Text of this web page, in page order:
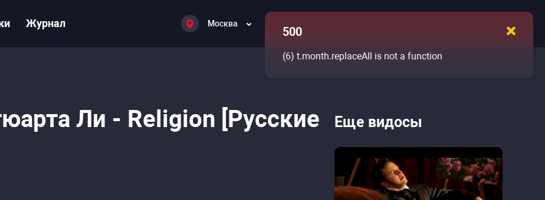
Журнал Москва
Ли - Religion [Русские
Еще видосы
500
(6) t.month.replaceAll is not a function